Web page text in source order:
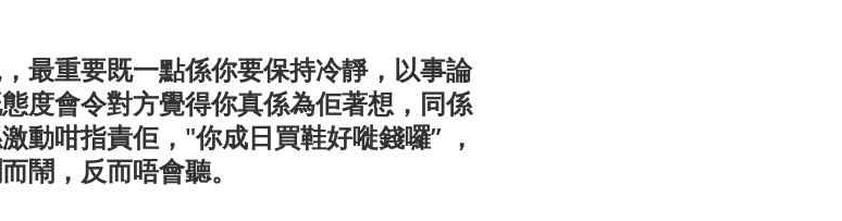
最重要既一點係你要保持冷靜，以事論
度會令對方覺得你真係為佢著想，同係
動咁指責佢，"你成日買鞋好嘥錢囉” ，
鬧，反而唔會聽。